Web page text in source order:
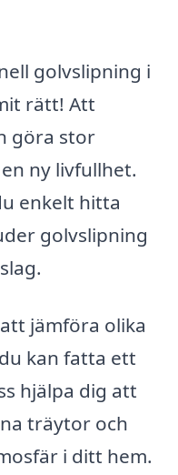
golvslipning i
rätt! Att
göra stor
ny livfullhet.
enkelt hitta
golvslipning
jämföra olika
kan fatta ett
hjälpa dig att
träytor och
i ditt hem.